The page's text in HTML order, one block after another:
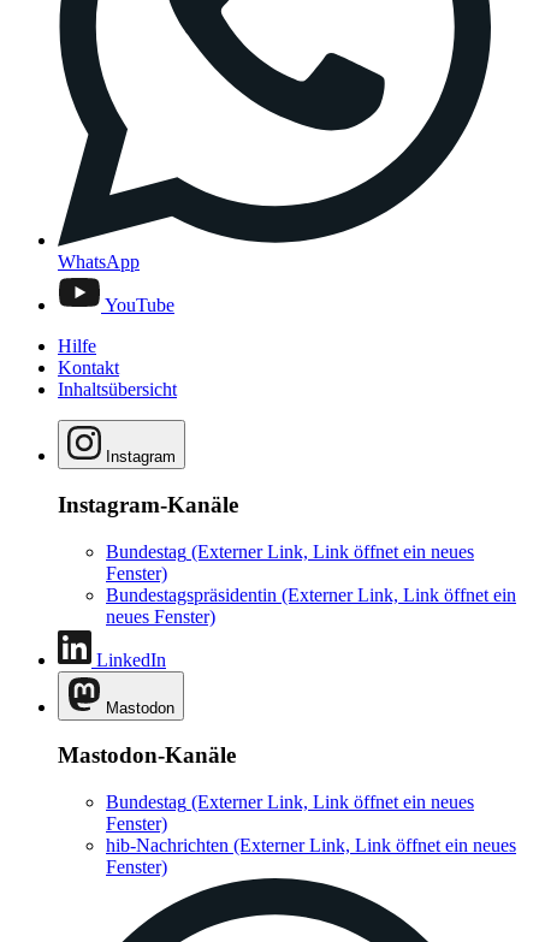
WhatsApp
YouTube
Hilfe
Kontakt
Inhaltsübersicht
Instagram
Instagram-Kanäle
Bundestag (Externer Link, Link öffnet ein neues
Fenster)
Bundestagspräsidentin (Externer Link, Link öffnet ein
neues Fenster)
LinkedIn
Mastodon
Mastodon-Kanäle
Bundestag (Externer Link, Link öffnet ein neues
Fenster)
hib-Nachrichten (Externer Link, Link öffnet ein neues
Fenster)